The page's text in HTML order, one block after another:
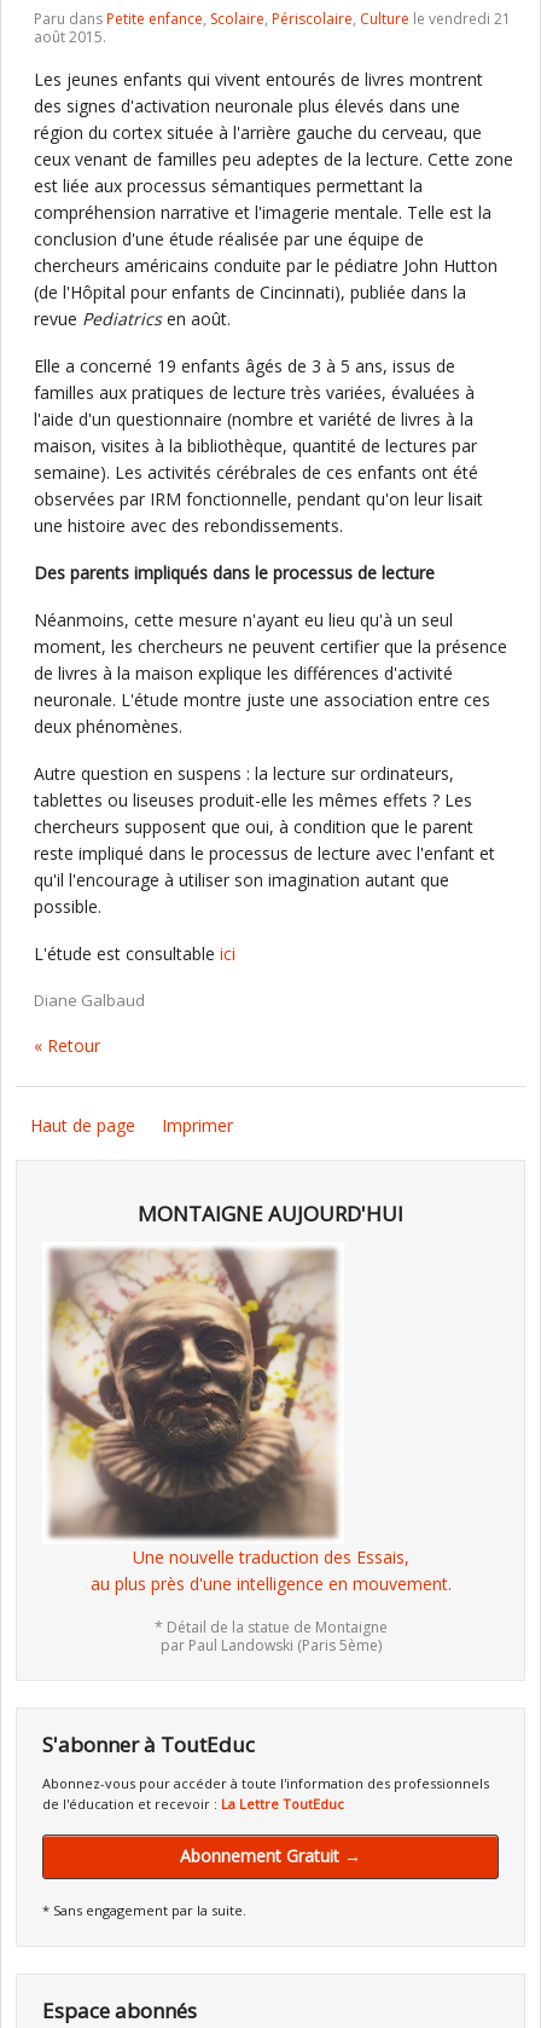
Paru dansPetite enfance, Scolaire, Périscolaire, Culture le vendredi 21
août 2015.
Les jeunes enfants qui vivent entourés de livres montrent
des signes d'activation neuronale plus élevés dans une
région du cortex située à l'arrière gauche du cerveau, que
ceux venant de familles peu adeptes de la lecture. Cette zone
est liée aux processus sémantiques permettant la
compréhension narrative et l'imagerie mentale. Telle est la
conclusion d'une étude réalisée par une équipe de
chercheurs américains conduite par le pédiatre John Hutton
(de l'Hôpital pour enfants de Cincinnati), publiée dans la
revue Pediatricsen août.
Elle a concerné 19 enfants âgés de 3 à 5 ans, issus de
familles aux pratiques de lecture très variées, évaluées à
l'aide d'un questionnaire (nombre et variété de livres à la
maison, visites à la bibliothèque, quantité de lectures par
semaine). Les activités cérébrales de ces enfants ont été
observées par IRM fonctionnelle, pendant qu'on leur lisait
une histoire avec des rebondissements.
Des parents impliqués dans le processus de lecture
Néanmoins, cette mesure n'ayant eu lieu qu'à un seul
moment, les chercheurs ne peuvent certifier que la présence
de livres à la maison explique les différences d'activité
neuronale. L'étude montre juste une association entre ces
deux phénomènes.
Autre question en suspens : la lecture sur ordinateurs,
tablettes ou liseuses produit-elle les mêmes effets ? Les
chercheurs supposent que oui, à condition que le parent
reste impliqué dans le processus de lecture avec l'enfant et
qu'il l'encourage à utiliser son imagination autant que
possible.
L'étude est consultable ici
Diane Galbaud
« Retour
Haut de page Imprimer
MONTAIGNE AUJOURD'HUI
Une nouvelle traduction des Essais,
au plus près d'une intelligence en mouvement.
* Détail de la statue de Montaigne
par Paul Landowski (Paris 5ème)
S'abonner à ToutEduc
Abonnez-vous pour accéder à toute l'information des professionnels
de l'éducation et recevoir : La Lettre ToutEduc
Abonnement Gratuit →
* Sans engagement par la suite.
Espace abonnés